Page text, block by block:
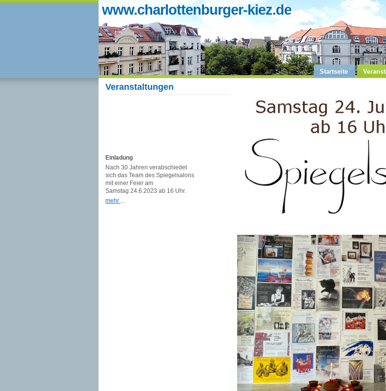
www.charlottenburger-kiez.de
Startseite
Veranstaltungen
Einladung
Nach 30 Jahren verabschiedet
sich das Team des Spiegelsalons
mit einer Feier am
Samstag 24.6.2023 ab 16 Uhr.
mehr ...